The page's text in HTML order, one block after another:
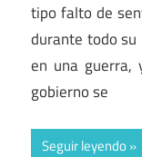
tipo falto de
durante todo su
en una guerra,
gobierno se
Seguir leyendo